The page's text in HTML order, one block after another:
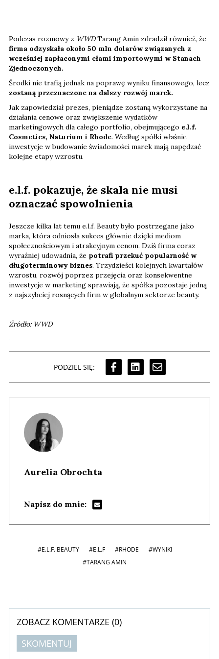
Podczas rozmowy z WWDTarang Amin zdradził również, że
firma odzyskała około 50 mln dolarów związanych z
wcześniej zapłaconymi cłami importowymi w Stanach
Zjednoczonych.
Środki nie trafią jednak na poprawę wyniku finansowego, lecz
zostaną przeznaczone na dalszy rozwój marek.
Jak zapowiedział prezes, pieniądze zostaną wykorzystane na
działania cenowe oraz zwiększenie wydatków
marketingowych dla całego portfolio, obejmującego e.l.f.
Cosmetics, Naturium i Rhode. Według spółki właśnie
inwestycje w budowanie świadomości marek mają napędzać
kolejne etapy wzrostu.
e.l.f. pokazuje, że skala nie musi
oznaczać spowolnienia
Jeszcze kilka lat temu e.l.f. Beauty było postrzegane jako
marka, która odniosła sukces głównie dzięki mediom
społecznościowym i atrakcyjnym cenom. Dziś firma coraz
wyraźniej udowadnia, że potrafi przekuć popularność w
długoterminowy biznes. Trzydzieści kolejnych kwartałów
wzrostu, rozwój poprzez przejęcia oraz konsekwentne
inwestycje w marketing sprawiają, że spółka pozostaje jedną
z najszybciej rosnących firm w globalnym sektorze beauty.
Źródło: WWD
PODZIEL SIĘ:
Aurelia Obrochta
Napisz do mnie:
#E.L.F. BEAUTY #E.L.F #RHODE
#WYNIKI
#TARANG AMIN
ZOBACZ KOMENTARZE (0)
SKOMENTUJ